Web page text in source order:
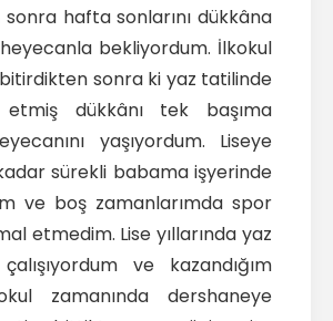
sonra hafta sonlarını dükkâna
bekliyordum. İlkokul
bitirdikten sonra ki yaz tatilinde
dükkânı tek başıma
yaşıyordum. Liseye
sürekli babama işyerinde
ve boş zamanlarımda spor
etmedim. Lise yıllarında yaz
ve kazandığım
zamanında dershaneye